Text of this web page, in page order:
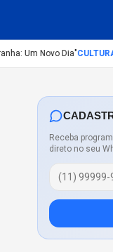
Um Novo Dia"CULTURA:
Receba
direto no seu